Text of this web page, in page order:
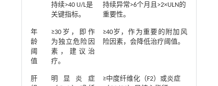
持续>40 U/L是
关键指标。
持续异常>6个月且>2×ULN的
重要性。
年
龄
阈
值
≥30岁，即作
为独立危险因
素，建议治
疗。
≥40岁，作为重要的附加风
险因素，会降低治疗阈值。
肝
明显炎症
≥中度纤维化（F2）或炎症